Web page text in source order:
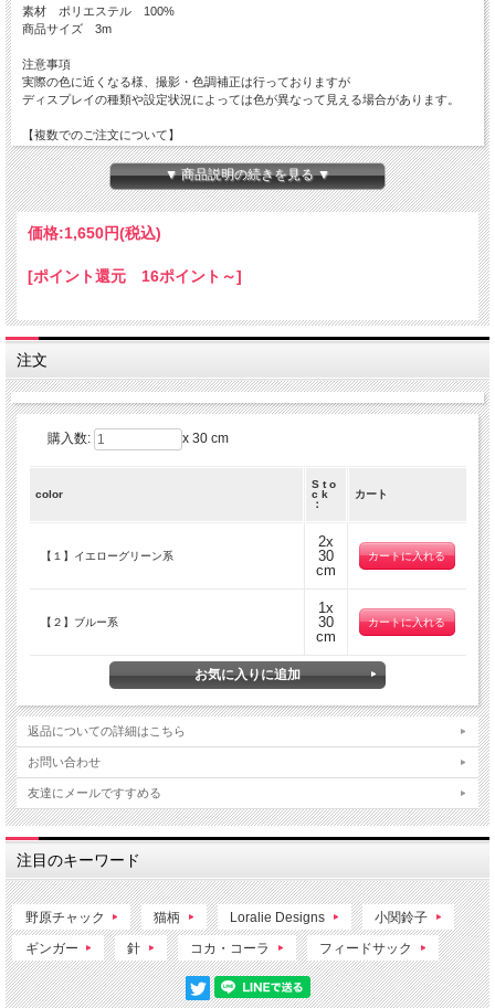
素材 ポリエステル 100%
商品サイズ 3m
注意事項
実際の色に近くなる様、撮影・色調補正は行っておりますが
ディスプレイの種類や設定状況によっては色が異なって見える場合があります。
【複数でのご注文について】
3m単位でカットされた商品でのお届けになります。
複数のご注文をいただいてもつながったもののお届けはできませんので予めご了承
くださいませ。
▼ 商品説明の続きを見る ▼
価格:1,650円(税込)
[ポイント還元 16ポイント～]
注文
購入数: x 30 cm
color
S t o
c k
：
カート
【１】イエローグリーン系
2x
30
cm
【２】ブルー系
1x
30
cm
返品についての詳細はこちら
お問い合わせ
友達にメールですすめる
注目のキーワード
野原チャック 猫柄 Loralie Designs 小関鈴子
ギンガー 針 コカ・コーラ フィードサック